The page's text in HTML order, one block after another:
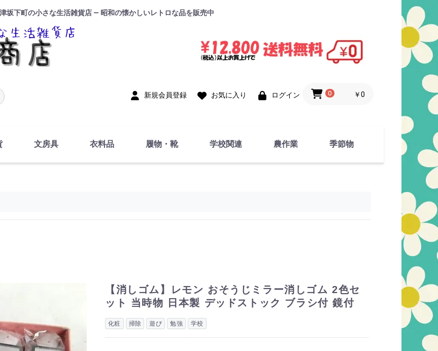
坂下町の小さな生活雑貨店 — 昭和の懐かしいレトロな品を販売中
新規会員登録 お気に入り ログイン 0 ￥0
文房具 衣料品 履物・靴 学校関連 農作業 季節物
【消しゴム】レモン おそうじミラー消しゴム 2色セ
ット 当時物 日本製 デッドストック ブラシ付 鏡付
化粧 掃除 遊び 勉強 学校